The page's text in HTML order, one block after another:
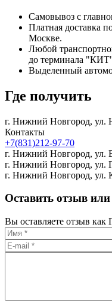
Самовывоз с
Платная доставка
Москве.
Любой
до терминала "КИТ"
Выделенный
Где получить
г. Нижний Новгород, ул.
Контакты
+7(831)212-97-70
г. Нижний Новгород, ул.
г. Нижний Новгород, ул.
г. Нижний Новгород, ул.
Оставить отзыв
Вы оставляете отзыв как